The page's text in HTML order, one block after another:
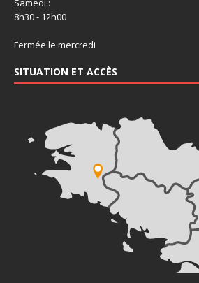
Samedi :
8h30 - 12h00
Fermée le mercredi
SITUATION ET ACCÈS